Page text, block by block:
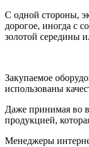
С одной стороны,
дорогое, иногда с
золотой середины
Закупаемое
использованы
Даже принимая во
продукцией,
Менеджеры